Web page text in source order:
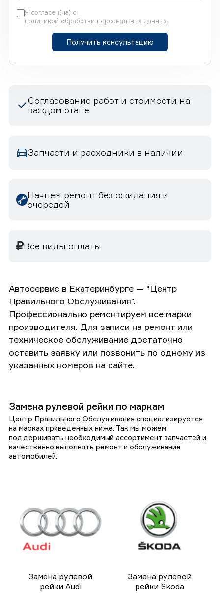
Я согласен(на) с
политикой обработки персональных данных
Получить консультацию
Согласование работ и стоимости на
каждом этапе
Запчасти и расходники в наличии
Начнем ремонт без ожидания и
очередей
Все виды оплаты
Автосервис в Екатеринбурге — "Центр
Правильного Обслуживания".
Профессионально ремонтируем все марки
производителя. Для записи на ремонт или
техническое обслуживание достаточно
оставить заявку или позвонить по одному из
указанных номеров на сайте.
Замена рулевой рейки по маркам
Центр Правильного Обслуживания специализируется
на марках приведенных ниже. Так мы можем
поддерживать необходимый ассортимент запчастей и
качественно выполнять ремонт и обслуживание
автомобилей.
Замена рулевой
рейки Audi
Замена рулевой
рейки Skoda